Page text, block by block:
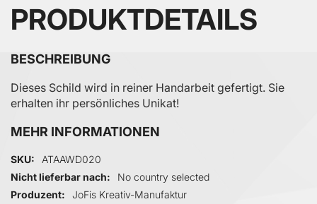
PRODUKTDETAILS
BESCHREIBUNG
Dieses Schild wird in reiner Handarbeit gefertigt. Sie
erhalten ihr persönliches Unikat!
MEHR INFORMATIONEN
Mehr Informationen
SKU
ATAAWD020
Nicht lieferbar nach
No country selected
Produzent
JoFis Kreativ-Manufaktur